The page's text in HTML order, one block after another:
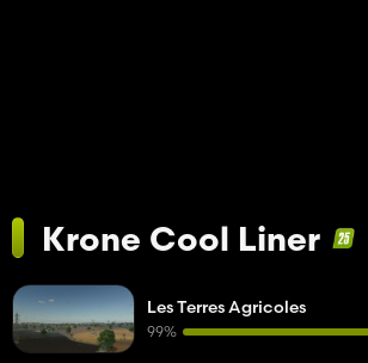
Krone Cool Liner
Les Terres Agricoles
99%